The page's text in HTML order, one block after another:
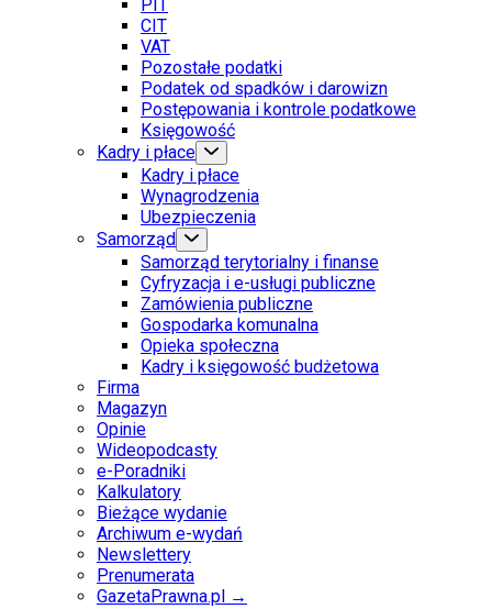
PIT
CIT
VAT
Pozostałe podatki
Podatek od spadków i darowizn
Postępowania i kontrole podatkowe
Księgowość
Kadry i płace
Kadry i płace
Wynagrodzenia
Ubezpieczenia
Samorząd
Samorząd terytorialny i finanse
Cyfryzacja i e-usługi publiczne
Zamówienia publiczne
Gospodarka komunalna
Opieka społeczna
Kadry i księgowość budżetowa
Firma
Magazyn
Opinie
Wideopodcasty
e-Poradniki
Kalkulatory
Bieżące wydanie
Archiwum e-wydań
Newslettery
Prenumerata
GazetaPrawna.pl →